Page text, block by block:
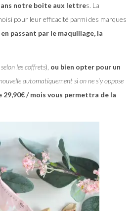
notre boite aux lettres. La
pour leur efficacité parmi des marques
passant par le maquillage, la
les coffrets), ou bien opter pour un
automatiquement si on ne s’y oppose
29,90€ / mois vous permettra de la